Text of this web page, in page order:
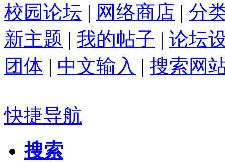
校园论坛 | 网络商店 | 分
新主题 | 我的帖子 | 论坛
团体 | 中文输入 | 搜索网
快捷导航
搜索